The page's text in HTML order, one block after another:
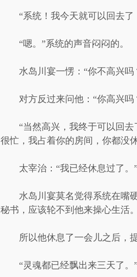
“系统！我今天就可以回去了
“嗯。”系统的声音闷闷的。
水岛川宴一愣：“你不高兴吗
对方反过来问他：“你高兴吗
“当然高兴，我终于可以回
很忙，我占着你的房间，你都没
太宰治：“我已经休息过了。
水岛川宴莫名觉得系统在嘴
秘书，应该轮不到他来操心生活
所以他休息了一会儿之后，
“灵魂都已经飘出来三天了